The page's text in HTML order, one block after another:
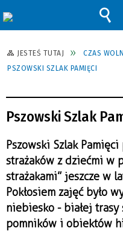
JESTEŚ TUTAJ CZAS
PSZOWSKI SZLAK PAMIĘCI
Pszowski Szlak
Pszowski Szlak
strażaków z dziećmi w
strażakami” jeszcze w
Pokłosiem zajęć było
niebiesko - białej trasy
pomników i obiektów